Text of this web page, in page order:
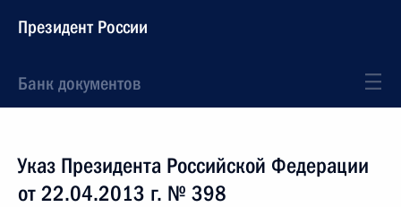
Президент России
Банк документов
Указ Президента Российской Федерации
от 22.04.2013 г. № 398